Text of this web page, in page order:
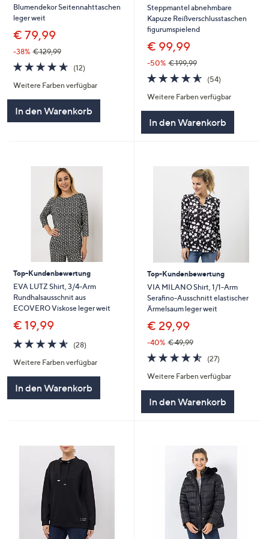
Blumendekor Seitennahttaschen
leger weit
€ 79,99
-38% € 129,99
4.6
von
5
(12)
Weitere Farben verfügbar
In den Warenkorb
Steppmantel abnehmbare
Kapuze Reißverschlusstaschen
figurumspielend
€ 99,99
-50% € 199,99
4.6
von
5
(54)
Weitere Farben verfügbar
In den Warenkorb
Top-Kundenbewertung
EVA LUTZ Shirt, 3/4-Arm
Rundhalsausschnit aus
ECOVERO Viskose leger weit
€ 19,99
4.5
von
5
(28)
Weitere Farben verfügbar
In den Warenkorb
Top-Kundenbewertung
VIA MILANO Shirt, 1/1-Arm
Serafino-Ausschnitt elastischer
Ärmelsaum leger weit
€ 29,99
-40% € 49,99
4.5
von
5
(27)
Weitere Farben verfügbar
In den Warenkorb